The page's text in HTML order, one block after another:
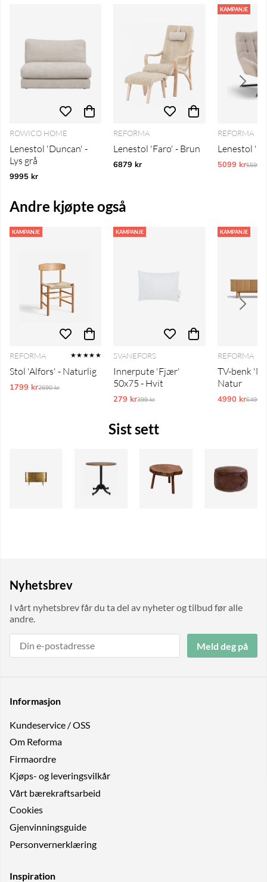
ROWICO HOME
Lenestol 'Duncan' -
Lys grå
9995 kr
REFORMA
Lenestol 'Faro' - Brun
6879 kr
KAMPANJE
REFORMA
Lenestol
5099 kr5599 kr
Andre kjøpte også
KAMPANJE
REFORMA ★★★★★
Stol 'Alfors' - Naturlig
1799 krOrdinarie pris:
2690 kr
KAMPANJE
SVANEFORS
Innerpute 'Fjær'
50x75 - Hvit
279 krOrdinarie pris:
399 kr
KAMPANJE
REFORMA
TV-benk
Natur
4990 kr6490 kr
Sist sett
Nyhetsbrev
I vårt nyhetsbrev får du ta del av nyheter og tilbud før alle
andre.
Meld deg på
Informasjon
Kundeservice / OSS
Om Reforma
Firmaordre
Kjøps- og leveringsvilkår
Vårt bærekraftsarbeid
Cookies
Gjenvinningsguide
Personvernerklæring
Inspiration